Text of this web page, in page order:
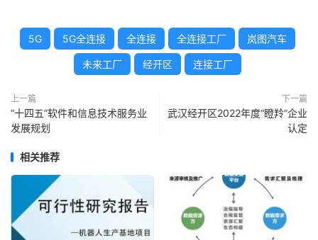
5G 5G全连接 全连接 全连接工厂 岚图汽车
未来工厂 经开区 连接工厂
上一篇
“十四五”软件和信息技术服务业
发展规划
下一篇
武汉经开区2022年度“瞪羚”企业
认定
相关推荐